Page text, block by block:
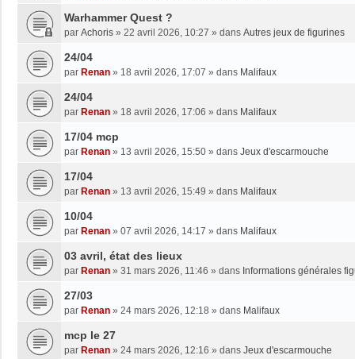
Warhammer Quest ?
par Achoris » 22 avril 2026, 10:27 » dans Autres jeux de figurines
24/04
par Renan » 18 avril 2026, 17:07 » dans Malifaux
24/04
par Renan » 18 avril 2026, 17:06 » dans Malifaux
17/04 mcp
par Renan » 13 avril 2026, 15:50 » dans Jeux d'escarmouche
17/04
par Renan » 13 avril 2026, 15:49 » dans Malifaux
10/04
par Renan » 07 avril 2026, 14:17 » dans Malifaux
03 avril, état des lieux
par Renan » 31 mars 2026, 11:46 » dans Informations générales
27/03
par Renan » 24 mars 2026, 12:18 » dans Malifaux
mcp le 27
par Renan » 24 mars 2026, 12:16 » dans Jeux d'escarmouche